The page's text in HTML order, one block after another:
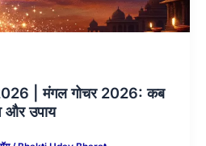
| मंगल गोचर 2026: कब
और उपाय